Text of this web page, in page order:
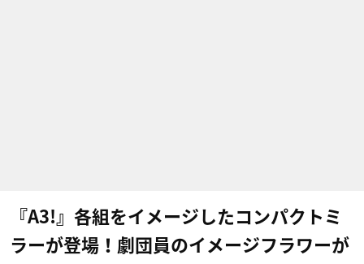
『A3!』各組をイメージしたコンパクトミ
ラーが登場！劇団員のイメージフラワーが